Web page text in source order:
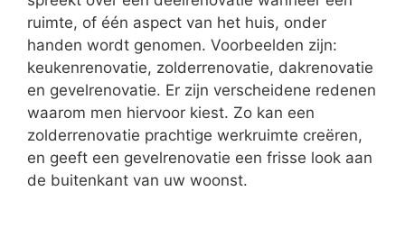
ruimte, of één aspect van het huis, onder
handen wordt genomen. Voorbeelden zijn:
keukenrenovatie, zolderrenovatie, dakrenovatie
en gevelrenovatie. Er zijn verscheidene redenen
waarom men hiervoor kiest. Zo kan een
zolderrenovatie prachtige werkruimte creëren,
en geeft een gevelrenovatie een frisse look aan
de buitenkant van uw woonst.